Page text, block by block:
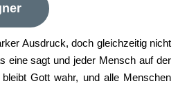
Ausdruck, doch gleichzeitig nicht
eine sagt und jeder Mensch auf der
Gott wahr, und alle Menschen